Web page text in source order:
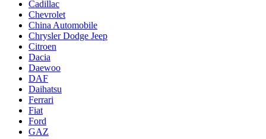
Cadillac
Chevrolet
China Automobile
Chrysler Dodge Jeep
Citroen
Dacia
Daewoo
DAF
Daihatsu
Ferrari
Fiat
Ford
GAZ